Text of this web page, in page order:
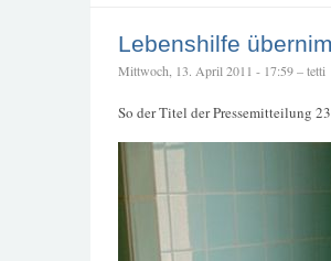
Lebenshilfe
Mittwoch, 13. April 2011 - 17:59 – tetti
So der Titel der Pressemitteilung